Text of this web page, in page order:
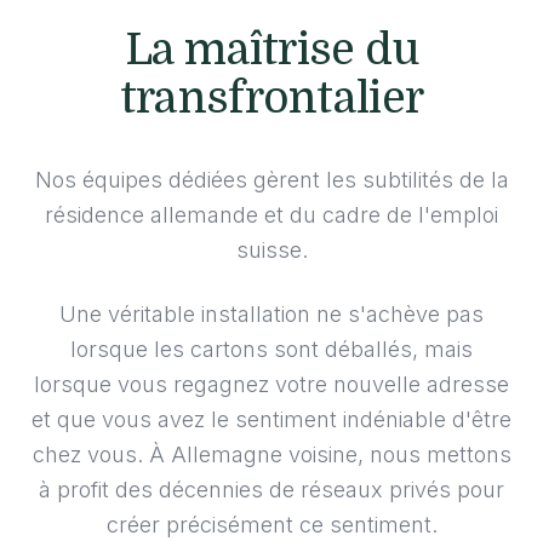
La maîtrise du
transfrontalier
Nos équipes dédiées gèrent les subtilités de la
résidence allemande et du cadre de l'emploi
suisse.
Une véritable installation ne s'achève pas
lorsque les cartons sont déballés, mais
lorsque vous regagnez votre nouvelle adresse
et que vous avez le sentiment indéniable d'être
chez vous. À Allemagne voisine, nous mettons
à profit des décennies de réseaux privés pour
créer précisément ce sentiment.